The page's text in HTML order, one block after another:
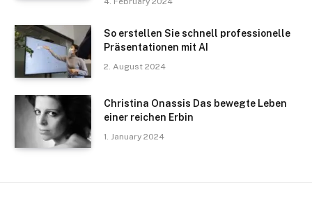
So erstellen Sie schnell professionelle
Präsentationen mit AI
2. August 2024
Christina Onassis Das bewegte Leben
einer reichen Erbin
1. January 2024